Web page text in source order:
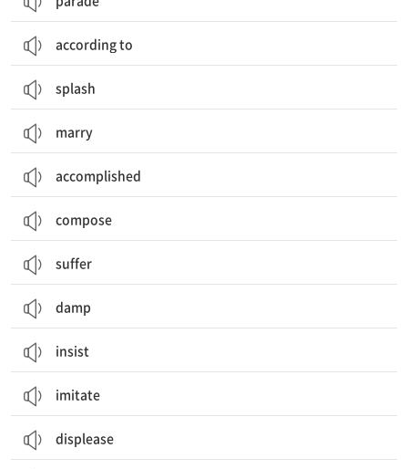
according to
splash
marry
accomplished
compose
suffer
damp
insist
imitate
displease